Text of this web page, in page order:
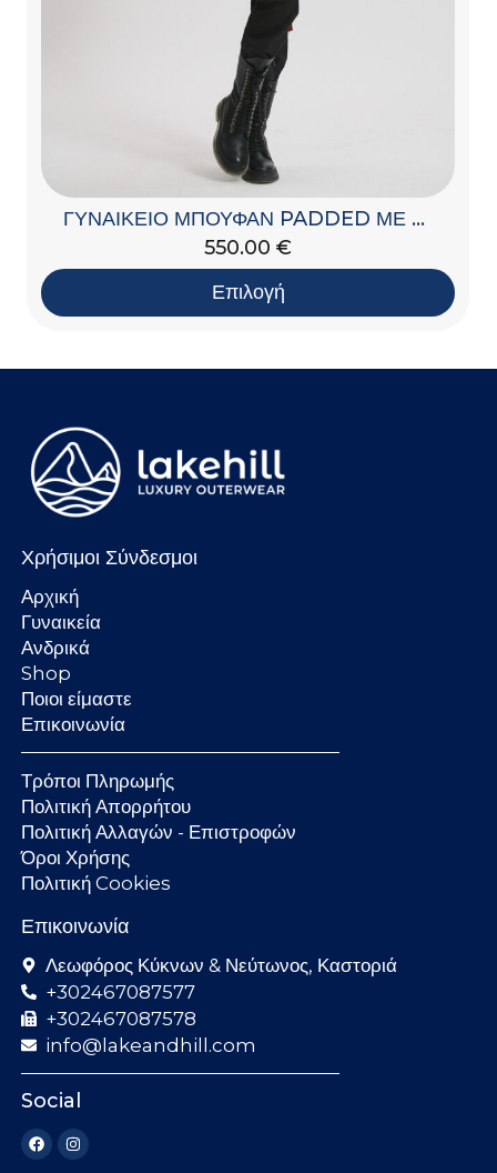
ΓΥΝΑΙΚΕΙΟ ΜΠΟΥΦΑΝ PADDED ΜΕ ΚΟΥΚΟΥΛΑ
550.00€
Επιλογή
Χρήσιμοι Σύνδεσμοι
Αρχική
Γυναικεία
Ανδρικά
Shop
Ποιοι είμαστε
Επικοινωνία
Τρόποι Πληρωμής
Πολιτική Απορρήτου
Πολιτική Αλλαγών - Επιστροφών
Όροι Χρήσης
Πολιτική Cookies
Επικοινωνία
Λεωφόρος Κύκνων & Νεύτωνος, Καστοριά
+302467087577
+302467087578
info@lakeandhill.com
Social